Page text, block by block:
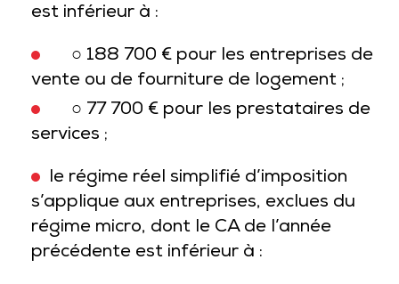
est inférieur à :
○ 188 700 € pour les entreprises de
vente ou de fourniture de logement ;
○ 77 700 € pour les prestataires de
services ;
le régime réel simplifié d’imposition
s’applique aux entreprises, exclues du
régime micro, dont le CA de l’année
précédente est inférieur à :